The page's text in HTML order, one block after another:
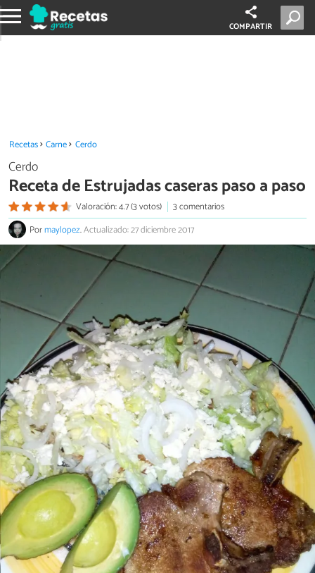
COMPARTIR
Recetas Carne Cerdo
Cerdo
Receta de Estrujadas caseras paso a paso
Valoración: 4.7 (3 votos)
3 comentarios
Pormaylopez.Actualizado: 27 diciembre 2017